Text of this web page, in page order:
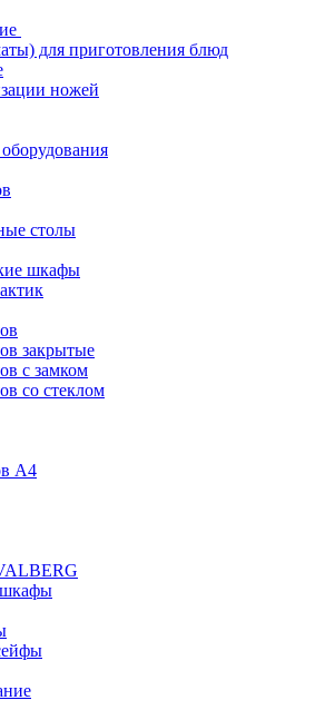
для приготовления блюд
ножей
столы
шкафы
закрытые
с замком
со стеклом
A4